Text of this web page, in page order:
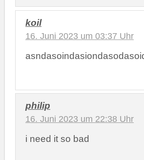
koil
16. Juni 2023 um 03:37 Uhr
philip
16. Juni 2023 um 22:38 Uhr
i need it so bad